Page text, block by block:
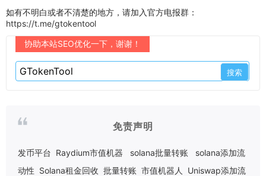
如有不明白或者不清楚的地方，请加入官方电报群：
https://t.me/gtokentool
协助本站SEO优化一下，谢谢！
免责声明
发币平台 Raydium市值机器 solana批量转账
solana添加流
动性 Solana租金回收 批量转账 市值机器人
Uniswap添加流